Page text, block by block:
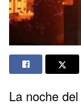
La noche